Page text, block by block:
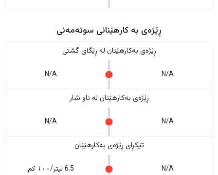
ڕێژەى به کارهێنانی سوتەمەنی
ڕێژەى بەکارهێنان له ڕێگای گشتی
N/A
N/A
ڕێژەى بەکارهێنان له ناو شار
N/A
N/A
تێکڕای ڕێژەى بەکارهێنان
N/A 6.5 لیتر/١٠٠ کم